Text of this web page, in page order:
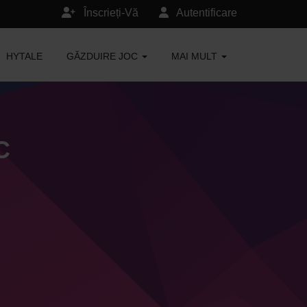
Autentificare
Înscrieți-Vă
HYTALE GĂZDUIRE JOC MAI MULT